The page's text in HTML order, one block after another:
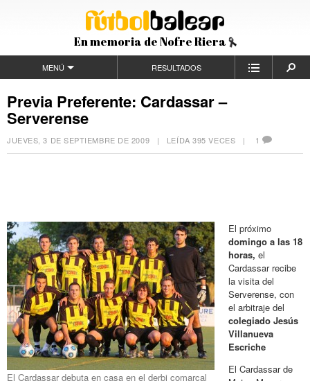
En memoria de Nofre Riera
MENÚ RESULTADOS
Previa Preferente: Cardassar –
Serverense
JUEVES, 3 DE SEPTIEMBRE DE 2009 | LEÍDA 395 VECES | 1
El Cardassar debuta en casa en el derbi comarcal
El próximo
domingo a las 18
horas, el
Cardassar recibe
la visita del
Serverense, con
el arbitraje del
colegiado Jesús
Villanueva
Escriche
El Cardassar de